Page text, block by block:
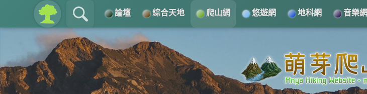
論壇 綜合天地 爬山網 悠遊網 地科網 音樂網
關於 導覽